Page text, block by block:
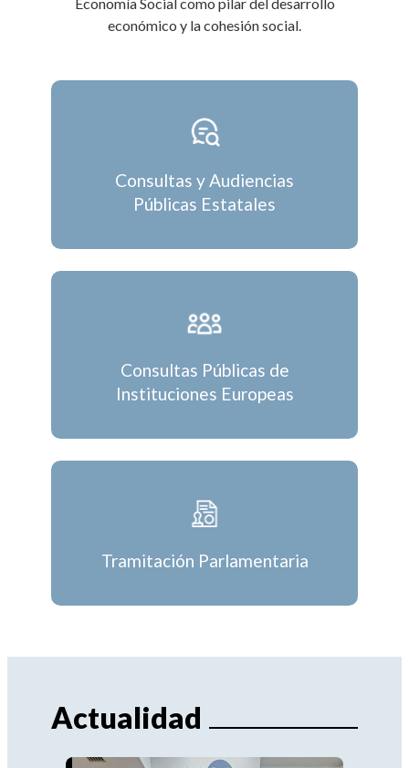
económico y la cohesión social.
Consultas y Audiencias
Públicas Estatales
Consultas Públicas de
Instituciones Europeas
Tramitación Parlamentaria
Actualidad